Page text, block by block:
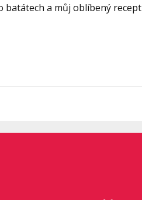
batátech a můj oblíbený recept